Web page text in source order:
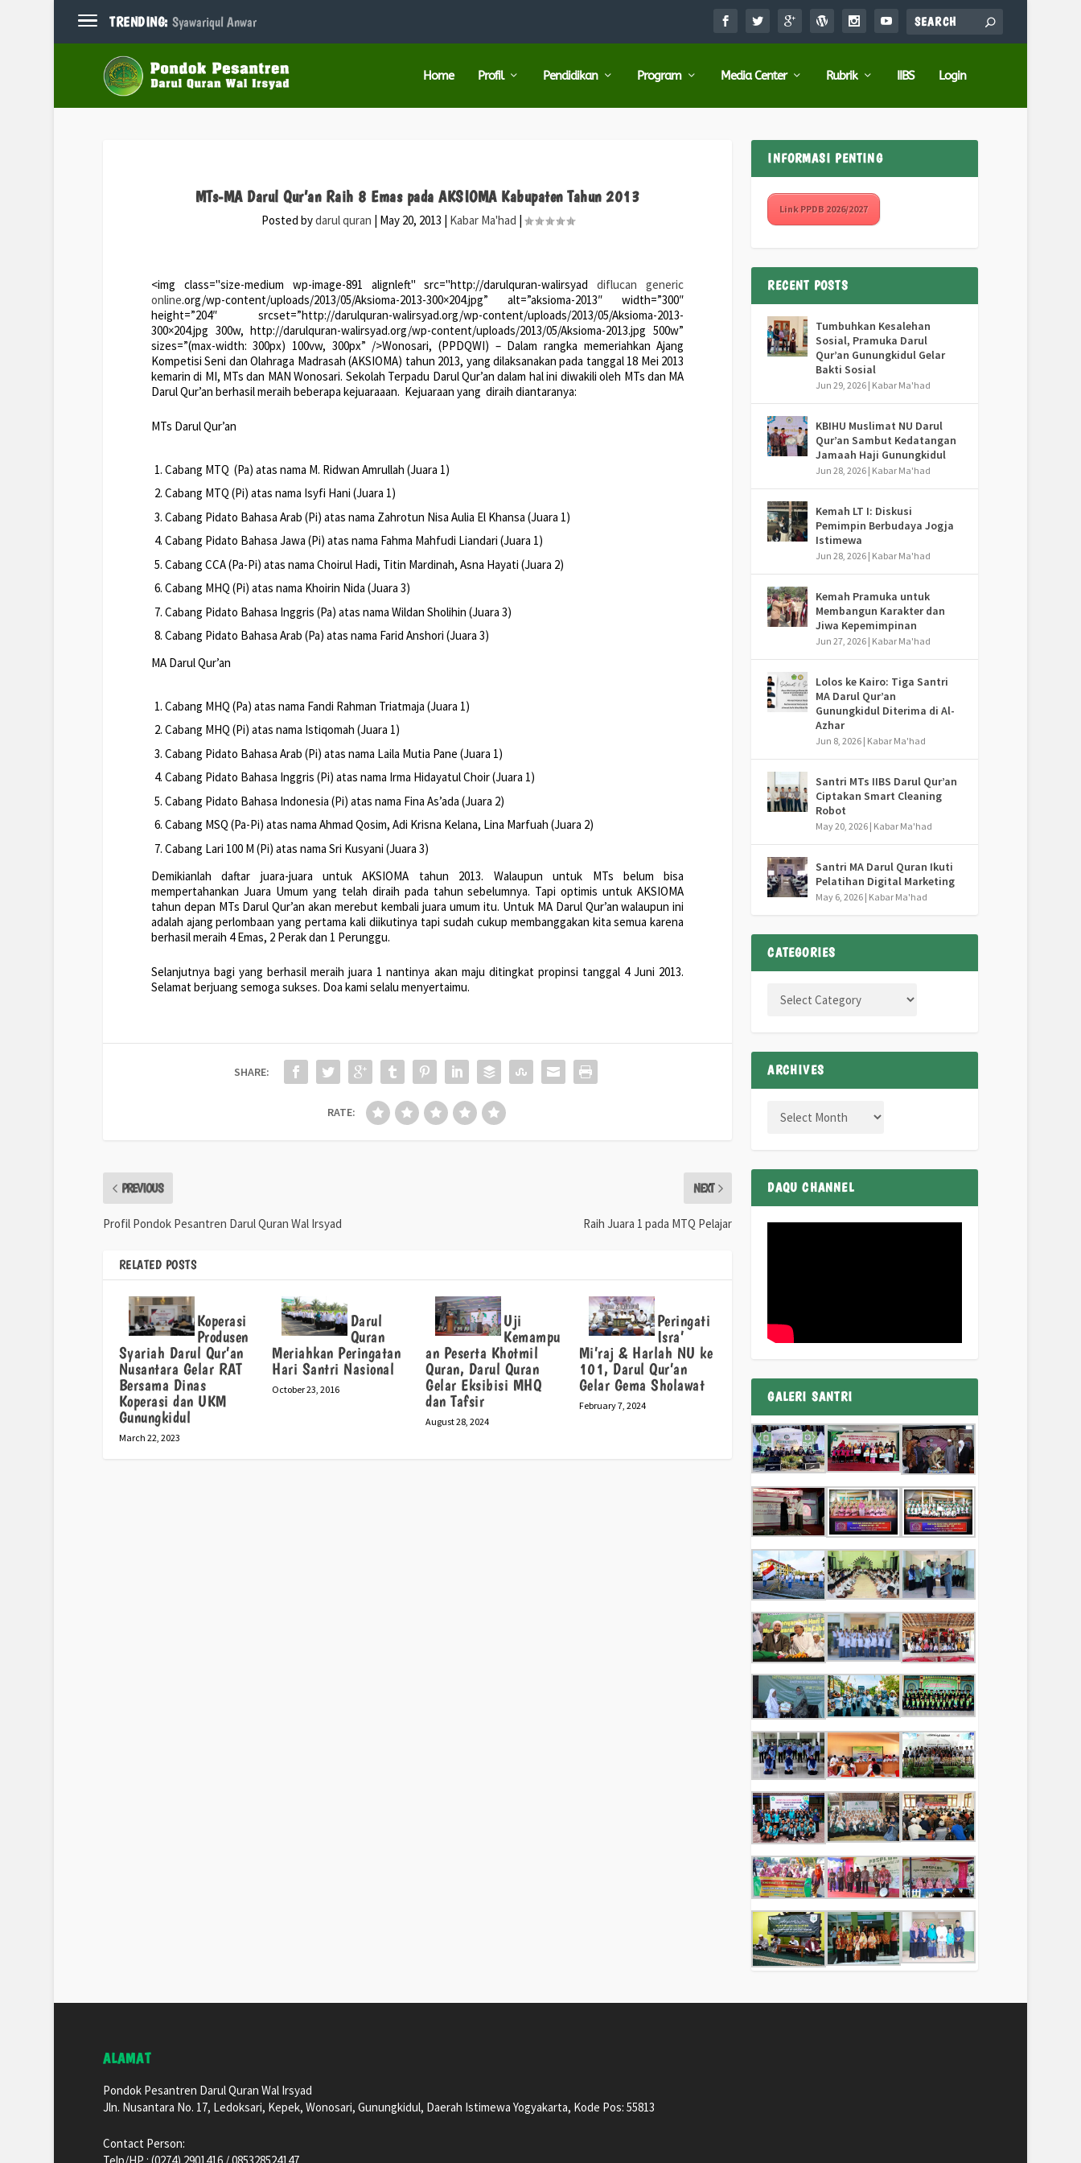
TRENDING: Syawariqul Anwar
Home Profil Pendidikan Program Media Center Rubrik IIBS Login
MTs-MA Darul Qur’an Raih 8 Emas pada AKSIOMA Kabupaten Tahun 2013
Posted bydarul quran May 20, 2013 Kabar Ma'had
<img class="size-medium wp-image-891 alignleft" src="http://darulquran-walirsyaddiflucan generic
online.org/wp-content/uploads/2013/05/Aksioma-2013-300×204.jpg” alt=”aksioma-2013″ width=”300″
height=”204″ srcset=”http://darulquran-walirsyad.org/wp-content/uploads/2013/05/Aksioma-2013-
300×204.jpg 300w, http://darulquran-walirsyad.org/wp-content/uploads/2013/05/Aksioma-2013.jpg 500w”
sizes=”(max-width: 300px) 100vw, 300px” />Wonosari, (PPDQWI) – Dalam rangka memeriahkan Ajang
Kompetisi Seni dan Olahraga Madrasah (AKSIOMA) tahun 2013, yang dilaksanakan pada tanggal 18 Mei 2013
kemarin di MI, MTs dan MAN Wonosari. Sekolah Terpadu Darul Qur’an dalam hal ini diwakili oleh MTs dan MA
Darul Qur’an berhasil meraih beberapa kejuaraaan. Kejuaraan yang diraih diantaranya:
MTs Darul Qur’an
Cabang MTQ (Pa) atas nama M. Ridwan Amrullah (Juara 1)
Cabang MTQ (Pi) atas nama Isyfi Hani (Juara 1)
Cabang Pidato Bahasa Arab (Pi) atas nama Zahrotun Nisa Aulia El Khansa (Juara 1)
Cabang Pidato Bahasa Jawa (Pi) atas nama Fahma Mahfudi Liandari (Juara 1)
Cabang CCA (Pa-Pi) atas nama Choirul Hadi, Titin Mardinah, Asna Hayati (Juara 2)
Cabang MHQ (Pi) atas nama Khoirin Nida (Juara 3)
Cabang Pidato Bahasa Inggris (Pa) atas nama Wildan Sholihin (Juara 3)
Cabang Pidato Bahasa Arab (Pa) atas nama Farid Anshori (Juara 3)
MA Darul Qur’an
Cabang MHQ (Pa) atas nama Fandi Rahman Triatmaja (Juara 1)
Cabang MHQ (Pi) atas nama Istiqomah (Juara 1)
Cabang Pidato Bahasa Arab (Pi) atas nama Laila Mutia Pane (Juara 1)
Cabang Pidato Bahasa Inggris (Pi) atas nama Irma Hidayatul Choir (Juara 1)
Cabang Pidato Bahasa Indonesia (Pi) atas nama Fina As’ada (Juara 2)
Cabang MSQ (Pa-Pi) atas nama Ahmad Qosim, Adi Krisna Kelana, Lina Marfuah (Juara 2)
Cabang Lari 100 M (Pi) atas nama Sri Kusyani (Juara 3)
Demikianlah daftar juara-juara untuk AKSIOMA tahun 2013. Walaupun untuk MTs belum bisa
mempertahankan Juara Umum yang telah diraih pada tahun sebelumnya. Tapi optimis untuk AKSIOMA
tahun depan MTs Darul Qur’an akan merebut kembali juara umum itu. Untuk MA Darul Qur’an walaupun ini
adalah ajang perlombaan yang pertama kali diikutinya tapi sudah cukup membanggakan kita semua karena
berhasil meraih 4 Emas, 2 Perak dan 1 Perunggu.
Selanjutnya bagi yang berhasil meraih juara 1 nantinya akan maju ditingkat propinsi tanggal 4 Juni 2013.
Selamat berjuang semoga sukses. Doa kami selalu menyertaimu.
SHARE:
RATE:
PREVIOUS
Profil Pondok Pesantren Darul Quran Wal Irsyad
NEXT
Raih Juara 1 pada MTQ Pelajar
RELATED POSTS
Koperasi
Produsen
Syariah Darul Qur’an
Nusantara Gelar RAT
Bersama Dinas
Koperasi dan UKM
Gunungkidul
March 22, 2023
Darul
Quran
Meriahkan Peringatan
Hari Santri Nasional
October 23, 2016
Uji
Kemampu
an Peserta Khotmil
Quran, Darul Quran
Gelar Eksibisi MHQ
dan Tafsir
August 28, 2024
Peringati
Isra’
Mi’raj & Harlah NU ke
101, Darul Qur’an
Gelar Gema Sholawat
February 7, 2024
INFORMASI PENTING
Link PPDB 2026/2027
RECENT POSTS
Tumbuhkan Kesalehan
Sosial, Pramuka Darul
Qur’an Gunungkidul Gelar
Bakti Sosial
Jun 29, 2026 | Kabar Ma'had
KBIHU Muslimat NU Darul
Qur’an Sambut Kedatangan
Jamaah Haji Gunungkidul
Jun 28, 2026 | Kabar Ma'had
Kemah LT I: Diskusi
Pemimpin Berbudaya Jogja
Istimewa
Jun 28, 2026 | Kabar Ma'had
Kemah Pramuka untuk
Membangun Karakter dan
Jiwa Kepemimpinan
Jun 27, 2026 | Kabar Ma'had
Lolos ke Kairo: Tiga Santri
MA Darul Qur’an
Gunungkidul Diterima di Al-
Azhar
Jun 8, 2026 | Kabar Ma'had
Santri MTs IIBS Darul Qur’an
Ciptakan Smart Cleaning
Robot
May 20, 2026 | Kabar Ma'had
Santri MA Darul Quran Ikuti
Pelatihan Digital Marketing
May 6, 2026 | Kabar Ma'had
CATEGORIES
ARCHIVES
DAQU CHANNEL
GALERI SANTRI
ALAMAT
Pondok Pesantren Darul Quran Wal Irsyad
Jln. Nusantara No. 17, Ledoksari, Kepek, Wonosari, Gunungkidul, Daerah Istimewa Yogyakarta, Kode Pos: 55813
Contact Person: